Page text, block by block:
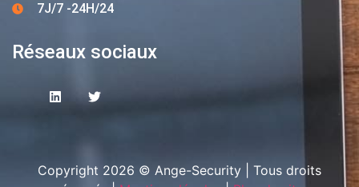
7J/7 -24H/24
Réseaux sociaux
Copyright 2026 © Ange-Security | Tous droits